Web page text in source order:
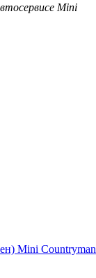
Mini
Mini Countryman